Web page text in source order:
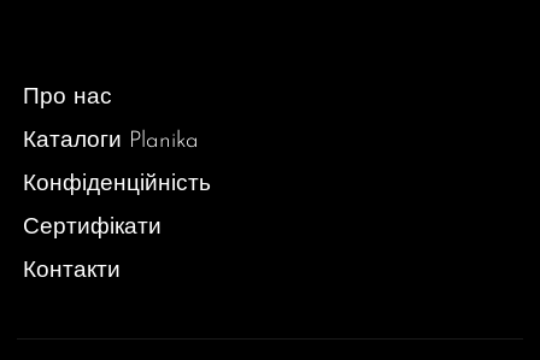
Про нас
Каталоги Planika
Конфіденційність
Сертифікати
Контакти